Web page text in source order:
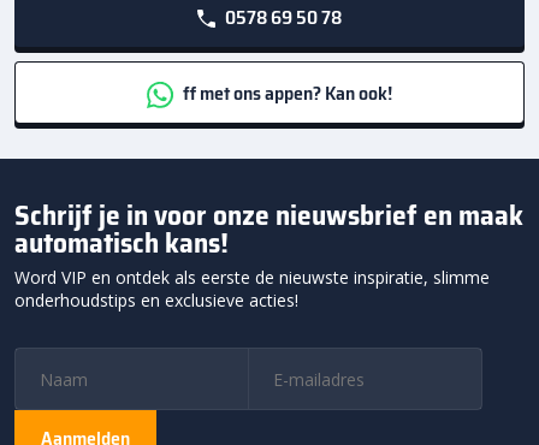
0578 69 50 78
ff met ons appen? Kan ook!
Schrijf je in voor onze nieuwsbrief en maak
automatisch kans!
Word VIP en ontdek als eerste de nieuwste inspiratie, slimme
onderhoudstips en exclusieve acties!